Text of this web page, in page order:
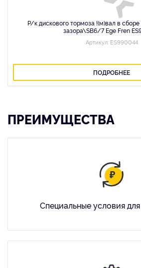
Р/к диcкового тормоза !(м)вал в
зазора\SB6/7 Ege Fren
Артикул: ES990044
ПОДРОБНЕЕ
ПРЕИМУЩЕСТВА
Специальные условия